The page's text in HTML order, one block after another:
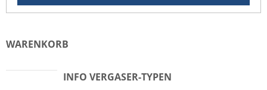
WARENKORB
INFO VERGASER-TYPEN